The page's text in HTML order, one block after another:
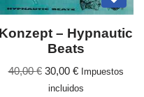
Konzept – Hypnautic
Beats
40,00€ 30,00 €
Impuestos
incluidos